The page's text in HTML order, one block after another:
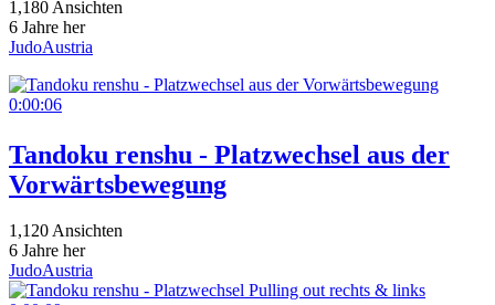
1,180 Ansichten
6 Jahre her
JudoAustria
0:00:06
Tandoku renshu - Platzwechsel aus der
Vorwärtsbewegung
1,120 Ansichten
6 Jahre her
JudoAustria